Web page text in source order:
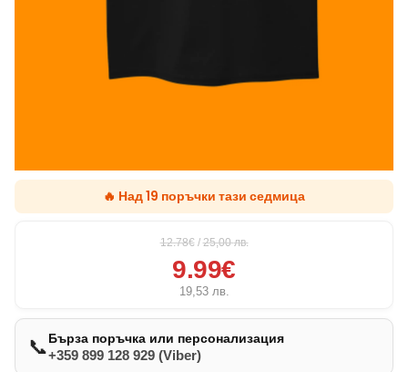
🔥 Над 19 поръчки тази седмица
12.78€ / 25,00лв.
9.99€
19,53 лв.
📞Бърза поръчка или персонализация
+359 899 128 929 (Viber)